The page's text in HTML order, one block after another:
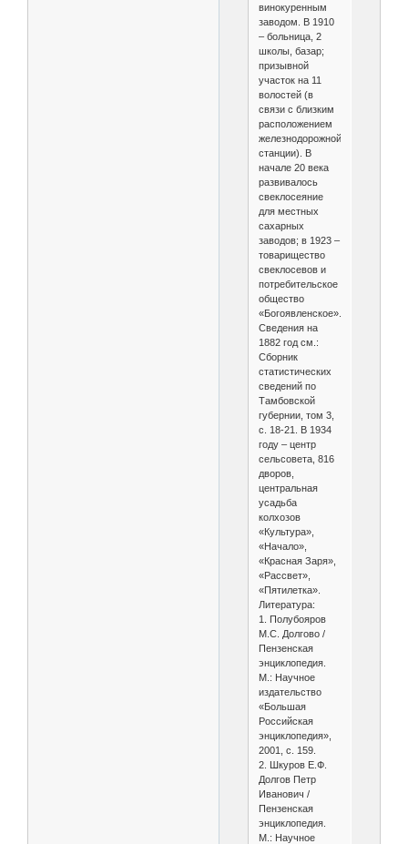
винокуренным
заводом. В 1910
– больница, 2
школы, базар;
призывной
участок на 11
волостей (в
связи с близким
расположением
железнодорожной
станции). В
начале 20 века
развивалось
свеклосеяние
для местных
сахарных
заводов; в 1923 –
товарищество
свеклосевов и
потребительское
общество
«Богоявленское».
Сведения на
1882 год см.:
Сборник
статистических
сведений по
Тамбовской
губернии, том 3,
с. 18-21. В 1934
году – центр
сельсовета, 816
дворов,
центральная
усадьба
колхозов
«Культура»,
«Начало»,
«Красная Заря»,
«Рассвет»,
«Пятилетка».
Литература:
1. Полубояров
М.С. Долгово /
Пензенская
энциклопедия.
М.: Научное
издательство
«Большая
Российская
энциклопедия»,
2001, с. 159.
2. Шкуров Е.Ф.
Долгов Петр
Иванович /
Пензенская
энциклопедия.
М.: Научное